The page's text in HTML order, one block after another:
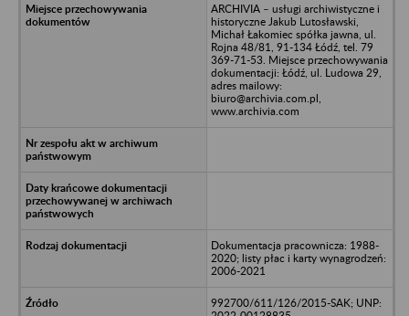
ARCHIVIA – usługi archiwistyczne i
historyczne Jakub Lutosławski,
Michał Łakomiec spółka jawna, ul.
Rojna 48/81, 91-134 Łódź, tel. 79
369-71-53. Miejsce przechowywania
dokumentacji: Łódź, ul. Ludowa 29,
adres mailowy:
biuro@archivia.com.pl,
www.archivia.com
Dokumentacja pracownicza: 1988-
2020; listy płac i karty wynagrodzeń:
2006-2021
992700/611/126/2015-SAK; UNP: